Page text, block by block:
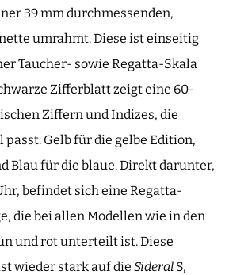
39 mm durchmessenden,
umrahmt. Diese ist einseitig
Taucher- sowie Regatta-Skala
Zifferblatt zeigt eine 60-
Ziffern und Indizes, die
Gelb für die gelbe Edition,
Blau für die blaue. Direkt darunter,
befindet sich eine Regatta-
die bei allen Modellen wie in den
und rot unterteilt ist. Diese
wieder stark auf die Sideral S,